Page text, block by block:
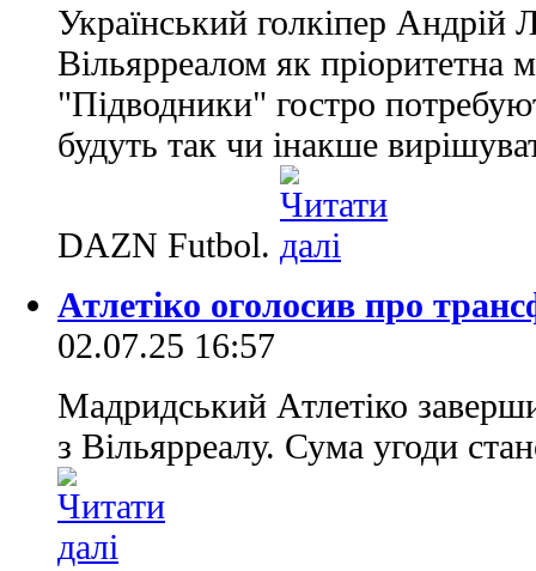
Український голкіпер Андрій
Вільярреалом як пріоритетна
"Підводники" гостро
будуть так чи інакше
DAZN Futbol.
Атлетіко оголосив про
02.07.25 16:57
Мадридський Атлетіко
з Вільярреалу. Сума угоди